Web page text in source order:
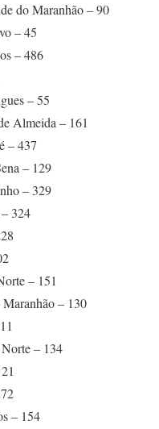
do Maranhão – 90
– 45
– 486
– 55
Almeida – 161
– 437
– 129
– 329
324
– 151
– 130
– 134
– 154